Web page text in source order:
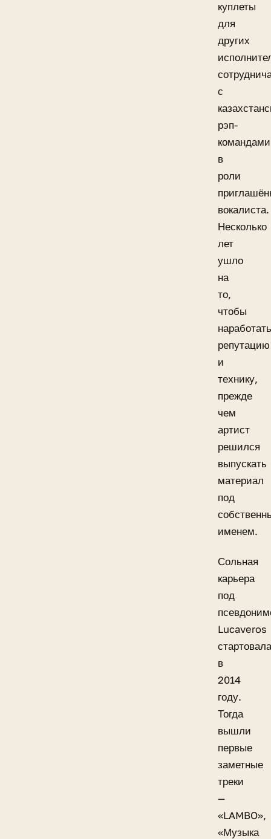
куплеты
для
других
с
рэп-
командами
в
роли
вокалиста.
Несколько
лет
ушло
на
то,
чтобы
наработать
репутацию
и
технику,
прежде
чем
артист
решился
выпускать
материал
под
именем.
Сольная
карьера
под
Lucaveros
стартовала
в
2014
году.
Тогда
вышли
первые
заметные
треки
—
«LAMBO»,
«Музыка